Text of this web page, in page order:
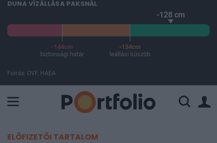
DUNA VÍZÁLLÁSA PAKSNÁL
-128 cm
-144cm
biztonsági határ
-134cm
leállási küszöb
Forrás: OVF, HAEA
ELŐFIZETŐI TARTALOM